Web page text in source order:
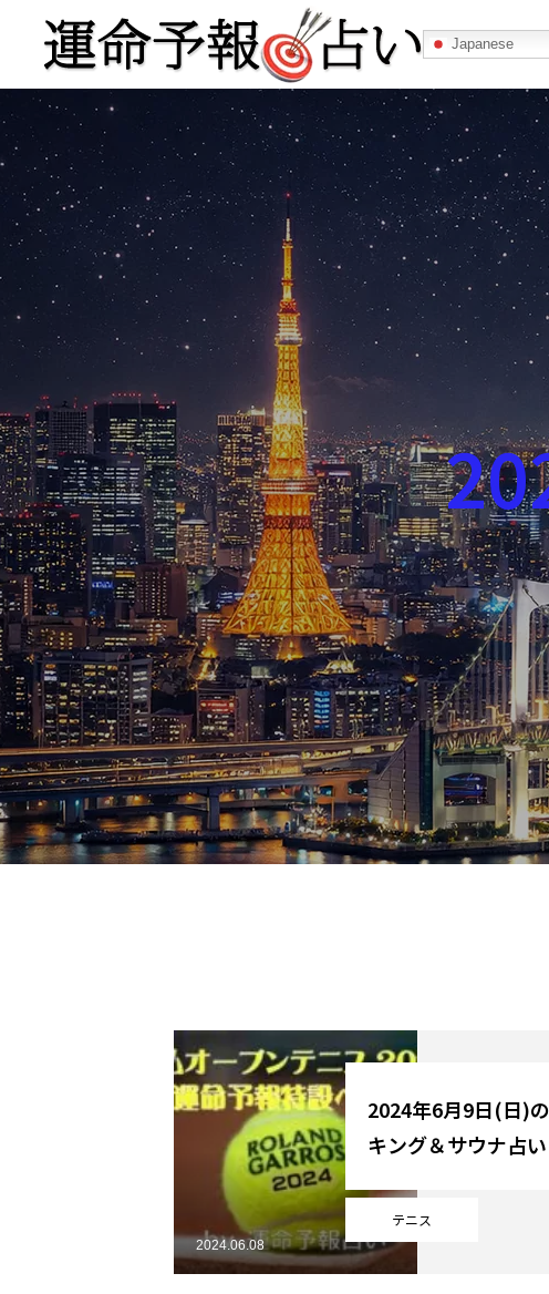
Japanese
運命予報占い
運命予報占いとは あなたの所属部屋を
記事カテゴリー
ブログ お知らせ
スポーツ 競馬
テニス四大大会・五輪
テニス四大大会・五輪
YouTube
Online Store
テニス
2024年6月9日(日)
キング＆サウナ占い
2024.06.08